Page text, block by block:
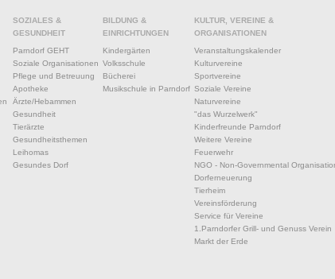
SOZIALES &
GESUNDHEIT
Parndorf GEHT
Soziale Organisationen
Pflege und Betreuung
Apotheke
Ärzte/Hebammen
Gesundheit
Tierärzte
Gesundheitsthemen
Leihomas
Gesundes Dorf
BILDUNG &
EINRICHTUNGEN
Kindergärten
Volksschule
Bücherei
Musikschule in Parndorf
KULTUR, VEREINE &
ORGANISATIONEN
Veranstaltungskalender
Kulturvereine
Sportvereine
Soziale Vereine
Naturvereine
"das Wurzelwerk"
Kinderfreunde Parndorf
Weitere Vereine
Feuerwehr
NGO - Non-Governmental
Dorferneuerung
Tierheim
Vereinsförderung
Service für Vereine
1.Parndorfer Grill- und Genuss Verein
Markt der Erde